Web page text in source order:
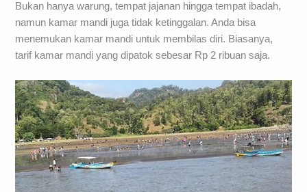
Bukan hanya warung, tempat jajanan hingga tempat ibadah,
namun kamar mandi juga tidak ketinggalan. Anda bisa
menemukan kamar mandi untuk membilas diri. Biasanya,
tarif kamar mandi yang dipatok sebesar Rp 2 ribuan saja.